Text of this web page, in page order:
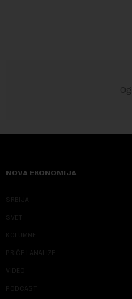
NOVA EKONOMIJA
SRBIJA
SVET
KOLUMNE
PRIČE I ANALIZE
VIDEO
PODCAST